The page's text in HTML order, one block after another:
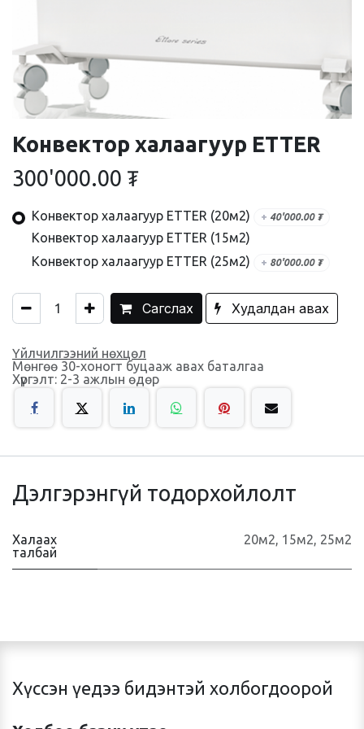
Конвектор халаагуур ETTER
300'000.00 ₮
Конвектор халаагуур ETTER (20м2) + 40'000.00₮
Конвектор халаагуур ETTER (15м2)
Конвектор халаагуур ETTER (25м2)
+ 80'000.00₮
Сагслах Худалдан авах
Үйлчилгээний нөхцөл
Мөнгөө 30-хоногт буцааж авах баталгаа
Хүргэлт: 2-3 ажлын өдөр
Дэлгэрэнгүй тодорхойлолт
Халаах
талбай
20м2, 15м2, 25м2
Хүссэн үедээ бидэнтэй холбогдоорой